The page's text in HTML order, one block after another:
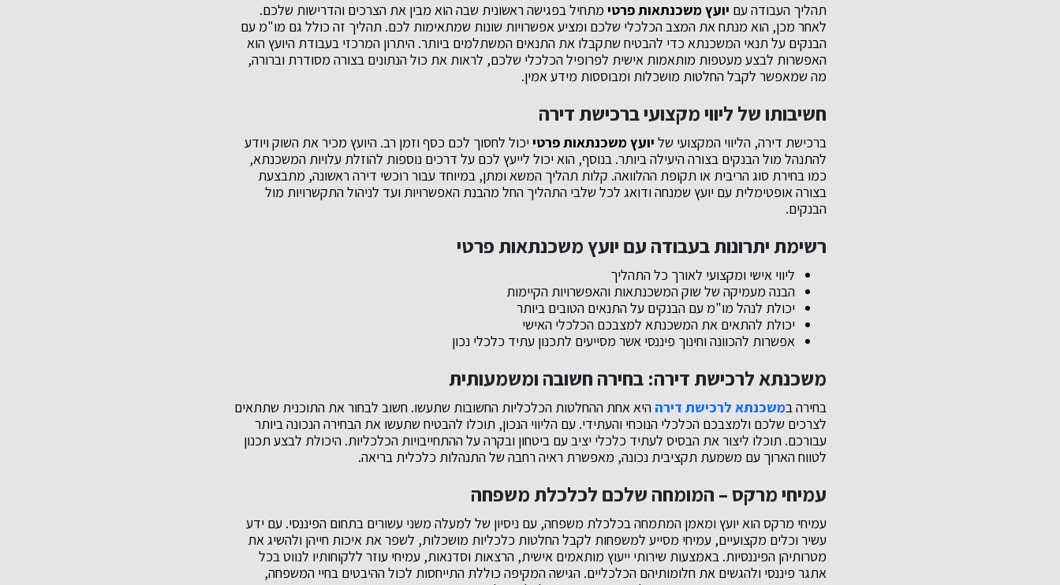
תהליך העבודה עם יועץ משכנתאות פרטי מתחיל בפגישה ראשונית שבה הוא מבין את הצרכים והדרישות שלכם.
לאחר מכן, הוא מנתח את המצב הכלכלי שלכם ומציע אפשרויות שונות שמתאימות לכם. תהליך זה כולל גם מו"מ עם
הבנקים על תנאי המשכנתא כדי להבטיח שתקבלו את התנאים המשתלמים ביותר. היתרון המרכזי בעבודת היועץ הוא
האפשרות לבצע מעטפות מותאמות אישית לפרופיל הכלכלי שלכם, לראות את כול הנתונים בצורה מסודרת וברורה,
מה שמאפשר לקבל החלטות מושכלות ומבוססות מידע אמין.
חשיבותו של ליווי מקצועי ברכישת דירה
ברכישת דירה, הליווי המקצועי של יועץ משכנתאות פרטי יכול לחסוך לכם כסף וזמן רב. היועץ מכיר את השוק ויודע
להתנהל מול הבנקים בצורה היעילה ביותר. בנוסף, הוא יכול לייעץ לכם על דרכים נוספות להוזלת עלויות המשכנתא,
כמו בחירת סוג הריבית או תקופת ההלוואה. קלות תהליך המשא ומתן, במיוחד עבור רוכשי דירה ראשונה, מתבצעת
בצורה אופטימלית עם יועץ שמנחה ודואג לכל שלבי התהליך החל מהבנת האפשרויות ועד לניהול התקשרויות מול
הבנקים.
רשימת יתרונות בעבודה עם יועץ משכנתאות פרטי
ליווי אישי ומקצועי לאורך כל התהליך
הבנה מעמיקה של שוק המשכנתאות והאפשרויות הקיימות
יכולת לנהל מו"מ עם הבנקים על התנאים הטובים ביותר
יכולת להתאים את המשכנתא למצבכם הכלכלי האישי
אפשרות להכוונה וחינוך פיננסי אשר מסייעים לתכנון עתיד כלכלי נכון
משכנתא לרכישת דירה: בחירה חשובה ומשמעותית
בחירה במשכנתא לרכישת דירה היא אחת ההחלטות הכלכליות החשובות שתעשו. חשוב לבחור את התוכנית שתתאים
לצרכים שלכם ולמצבכם הכלכלי הנוכחי והעתידי. עם הליווי הנכון, תוכלו להבטיח שתעשו את הבחירה הנכונה ביותר
עבורכם. תוכלו ליצור את הבסיס לעתיד כלכלי יציב עם ביטחון ובקרה על ההתחייבויות הכלכליות. היכולת לבצע תכנון
לטווח הארוך עם משמעת תקציבית נכונה, מאפשרת ראיה רחבה של התנהלות כלכלית בריאה.
עמיחי מרקס – המומחה שלכם לכלכלת משפחה
עמיחי מרקס הוא יועץ ומאמן המתמחה בכלכלת משפחה, עם ניסיון של למעלה משני עשורים בתחום הפיננסי. עם ידע
עשיר וכלים מקצועיים, עמיחי מסייע למשפחות לקבל החלטות כלכליות מושכלות, לשפר את איכות חייהן ולהשיג את
מטרותיהן הפיננסיות. באמצעות שירותי ייעוץ מותאמים אישית, הרצאות וסדנאות, עמיחי עוזר ללקוחותיו לנווט בכל
אתגר פיננסי ולהגשים את חלומותיהם הכלכליים. הגישה המקיפה כוללת התייחסות לכול ההיבטים בחיי המשפחה,